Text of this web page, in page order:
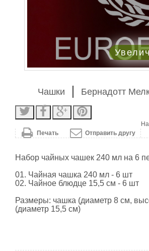
Чашки Бернадотт
Отправить другу
Печать
Набор чайных чашек 240 мл на 6
01. Чайная чашка 240 мл - 6 шт
02. Чайное блюдце 15,5 см - 6 шт
Размеры: чашка (диаметр 8 см,
(диаметр 15,5 см)